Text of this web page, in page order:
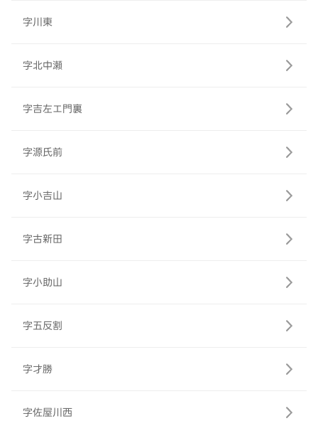
字川東
字北中瀬
字吉左エ門裏
字源氏前
字小吉山
字古新田
字小助山
字五反割
字才勝
字佐屋川西